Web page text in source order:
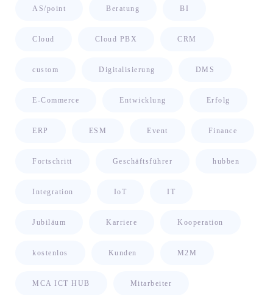
AS/point Beratung BI
Cloud Cloud PBX CRM
custom Digitalisierung DMS
E-Commerce Entwicklung Erfolg
ERP ESM Event Finance
Fortschritt Geschäftsführer hubben
Integration IoT IT
Jubiläum Karriere Kooperation
kostenlos Kunden M2M
MCA ICT HUB Mitarbeiter